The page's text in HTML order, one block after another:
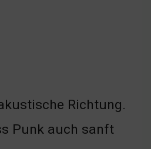
Richtung.
Punk auch sanft